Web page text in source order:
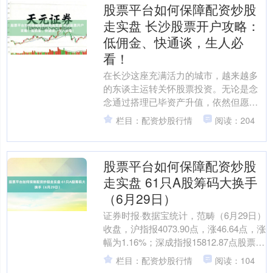
股票平台如何保障配资炒股
走实盘 长沙股票开户攻略：
低佣金、快通谈，生人必
看！
在长沙这座充满活力的城市，越来越多
的东谈主运转关怀股票投资。无论是念
念通过搭理已毕资产升值，依然但愿学
习金融学问，股票开户王人是第一步。
但关于生人来说，面临繁多....
栏目：配资炒股行情 阅读：204
股票平台如何保障配资炒股
走实盘 61只A股筹码大换手
（6月29日）
证券时报·数据宝统计，范畴（6月29日）
收盘，沪指报4073.90点，涨46.64点，涨
幅为1.16%；深成指报15812.87点股票平
台如何保障配资炒股走实盘....
栏目：配资炒股行情 阅读：104